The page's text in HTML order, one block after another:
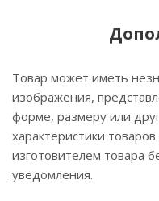
Товар может иметь
изображения,
форме, размеру или
характеристики
изготовителем товара
уведомления.